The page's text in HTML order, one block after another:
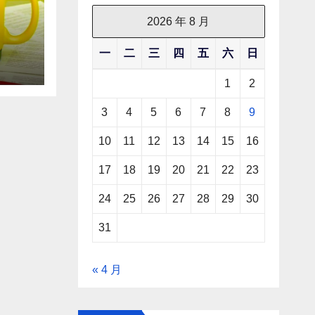
2026 年 8 月
一 二 三 四 五 六 日
1 2
3 4 5 6 7 8 9
10 11 12 13 14 15 16
17 18 19 20 21 22 23
24 25 26 27 28 29 30
31
« 4 月